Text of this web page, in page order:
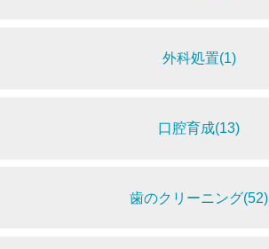
外科処置(1)
口腔育成(13)
歯のクリーニング(52)